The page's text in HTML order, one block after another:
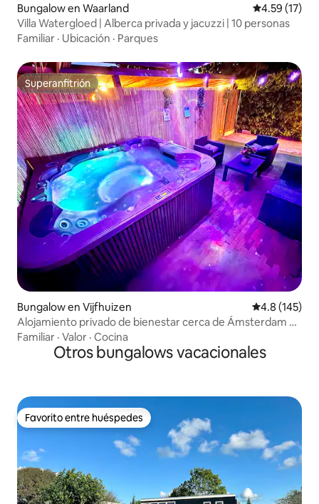
Bungalow en Waarland Calificación
4.59 (17)
Villa Watergloed | Alberca privada y jacuzzi | 10 personas
Familiar · Ubicación · Parques
Superanfitrión
Superanfitrión
Bungalow en Vijfhuizen Calificación
4.8 (145)
Alojamiento privado de bienestar cerca de Ámsterdam y
el aeropuerto
Familiar · Valor · Cocina
Otros bungalows vacacionales
Favorito entre huéspedes
Favorito entre huéspedes